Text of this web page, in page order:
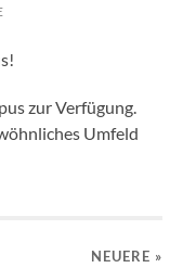
zur Verfügung.
Umfeld
NEUERE »